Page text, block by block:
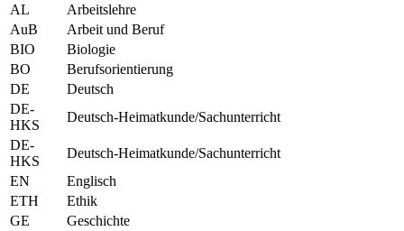
AL
Arbeitslehre
AuB
Arbeit und Beruf
BIO
Biologie
BO
Berufsorientierung
DE
Deutsch
DE-
HKS
Deutsch-Heimatkunde/Sachunterricht
DE-
HKS
Deutsch-Heimatkunde/Sachunterricht
EN
Englisch
ETH
Ethik
GE
Geschichte